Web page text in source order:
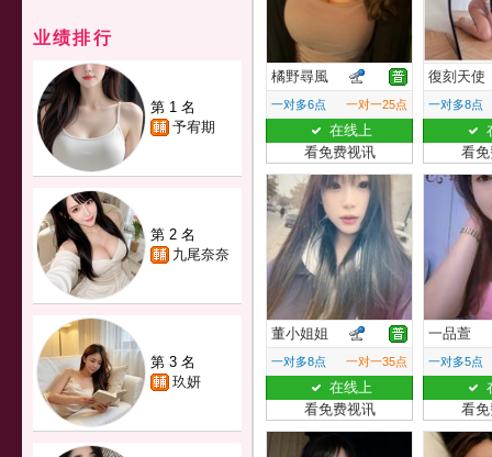
业绩排行
第 1 名
予宥期
第 2 名
九尾奈奈
第 3 名
玖妍
橘野尋風
一对多6点 一对一25点
在线上
看免费视讯
復刻天使
一对多8点
看
董小姐姐
一对多8点 一对一35点
在线上
看免费视讯
一品萱
一对多5点
看